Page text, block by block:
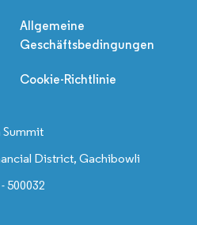
Allgemeine
Geschäftsbedingungen
Cookie-Richtlinie
Summit
District, Gachibowli
500032